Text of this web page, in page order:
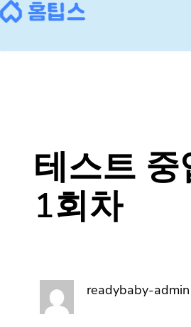
콘
텐
츠
테스트
1회차
readybaby-admin